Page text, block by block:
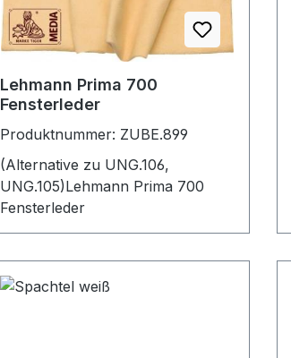
Lehmann Prima 700
Fensterleder
Produktnummer: ZUBE.899
(Alternative zu UNG.106,
UNG.105)Lehmann Prima 700
Fensterleder